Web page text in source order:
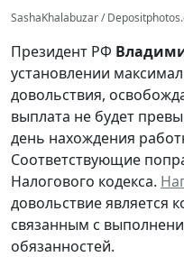
SashaKhalabuzar /
Президент РФ
установлении
довольствия,
выплата не будет
день нахождения
Соответствующие
Налогового кодекса.
довольствие является
связанным с
обязанностей.